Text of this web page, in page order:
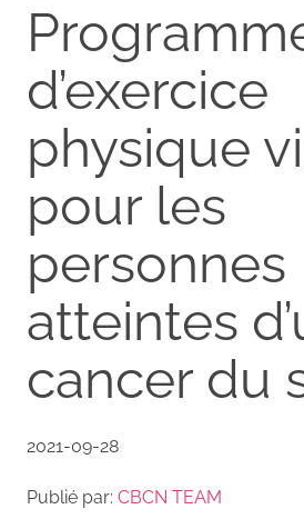
d’exercice
physique
pour les
personnes
atteintes
cancer du
2021-09-28
Publié par: CBCN TEAM